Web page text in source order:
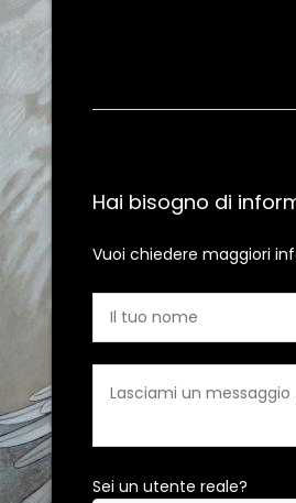
Hai bisogno di
Vuoi chiedere maggiori
Sei un utente reale?